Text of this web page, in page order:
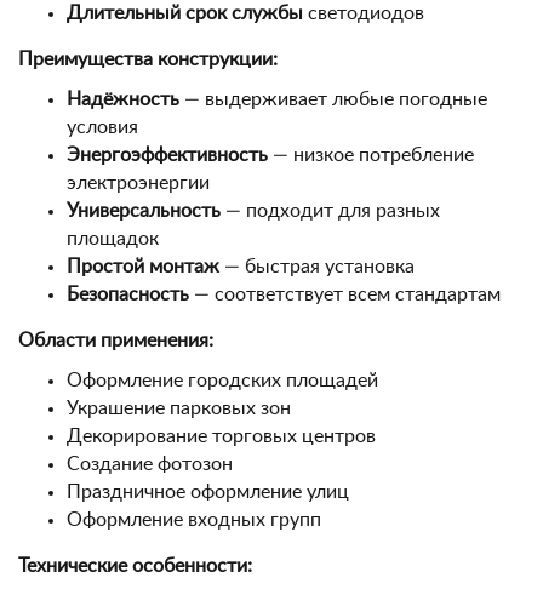
Длительный срок службы светодиодов
Преимущества конструкции:
Надёжность — выдерживает любые погодные
условия
Энергоэффективность — низкое потребление
электроэнергии
Универсальность — подходит для разных
площадок
Простой монтаж — быстрая установка
Безопасность — соответствует всем стандартам
Области применения:
Оформление городских площадей
Украшение парковых зон
Декорирование торговых центров
Создание фотозон
Праздничное оформление улиц
Оформление входных групп
Технические особенности: